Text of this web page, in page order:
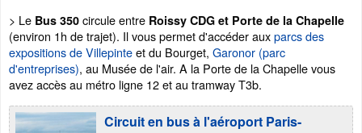
> Le Bus 350 circule entre Roissy CDG et Porte de la Chapelle
(environ 1h de trajet). Il vous permet d'accéder auxparcs des
expositions de Villepinteet du Bourget, Garonor (parc
d'entreprises), au Musée de l'air. A la Porte de la Chapelle vous
avez accès au métro ligne 12 et au tramway T3b.
Circuit en bus à l'aéroport Paris-